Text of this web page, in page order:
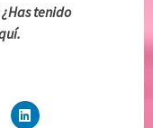
tenido